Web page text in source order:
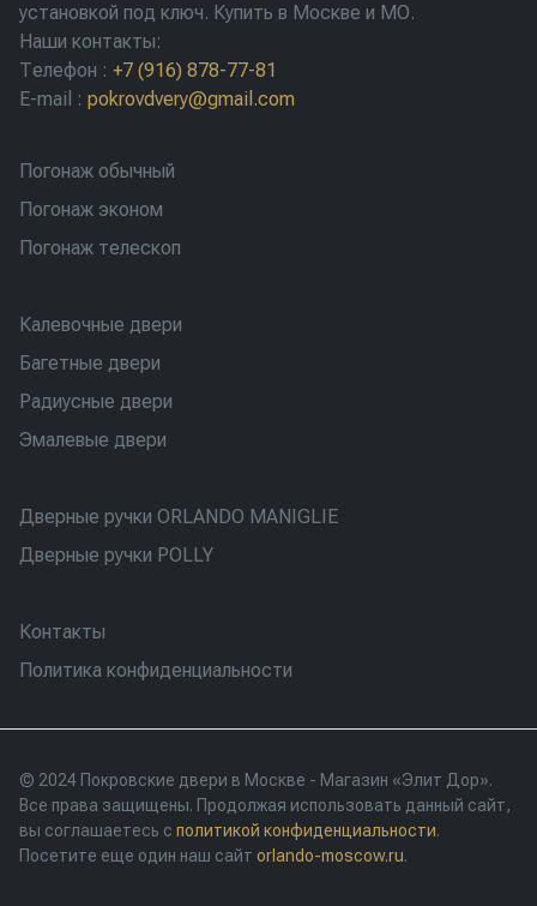
установкой под ключ. Купить в Москве и МО.
Наши контакты:
Телефон : +7 (916) 878-77-81
E-mail : pokrovdvery@gmail.com
Погонаж обычный
Погонаж эконом
Погонаж телескоп
Калевочные двери
Багетные двери
Радиусные двери
Эмалевые двери
Дверные ручки ORLANDO MANIGLIE
Дверные ручки POLLY
Контакты
Политика конфиденциальности
© 2024 Покровские двери в Москве - Магазин «Элит Дор».
Все права защищены. Продолжая использовать данный сайт,
вы соглашаетесь с политикой конфиденциальности.
Посетите еще один наш сайт orlando-moscow.ru.